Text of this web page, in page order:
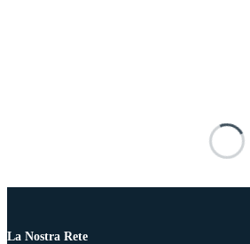
La Nostra Rete